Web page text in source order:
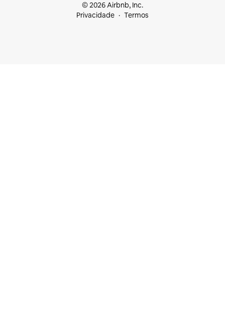
© 2026 Airbnb, Inc.
Privacidade
Termos